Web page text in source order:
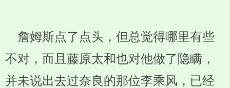
詹姆斯点了点头，但总觉得哪里有些
不对，而且藤原太和也对他做了隐瞒，
并未说出去过奈良的那位李乘风，已经